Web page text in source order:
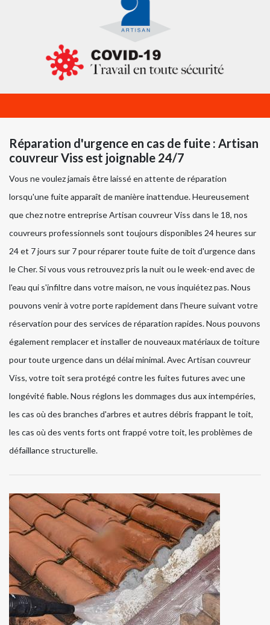
Réparation d'urgence en cas de fuite : Artisan
couvreur Viss est joignable 24/7
Vous ne voulez jamais être laissé en attente de réparation
lorsqu'une fuite apparaît de manière inattendue. Heureusement
que chez notre entreprise Artisan couvreur Viss dans le 18, nos
couvreurs professionnels sont toujours disponibles 24 heures sur
24 et 7 jours sur 7 pour réparer toute fuite de toit d'urgence dans
le Cher. Si vous vous retrouvez pris la nuit ou le week-end avec de
l'eau qui s'infiltre dans votre maison, ne vous inquiétez pas. Nous
pouvons venir à votre porte rapidement dans l'heure suivant votre
réservation pour des services de réparation rapides. Nous pouvons
également remplacer et installer de nouveaux matériaux de toiture
pour toute urgence dans un délai minimal. Avec Artisan couvreur
Viss, votre toit sera protégé contre les fuites futures avec une
longévité fiable. Nous réglons les dommages dus aux intempéries,
les cas où des branches d'arbres et autres débris frappant le toit,
les cas où des vents forts ont frappé votre toit, les problèmes de
défaillance structurelle.